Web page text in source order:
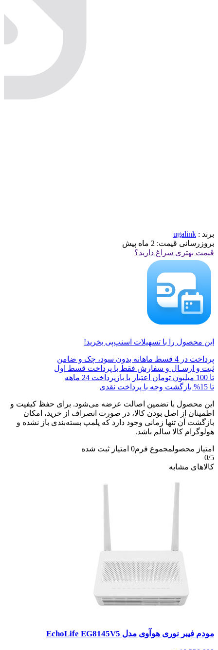
برند : ugalink
بروزرسانی قیمت: 2 ماه پیش
قیمت بهتری سراغ دارید؟
این محصول را با تسهیلات اسنپ‌پی بخرید!
پرداخت در 4 قسط ماهانه بدون سود، چک و ضامن
ثبت و ارسـال و سفارش فقط با پرداخت قسط اول
تا 100 میلیون تومان اعتبار با بازپرداخت 24 ماهه
تا 15% بازگشت وجه با پرداخت نقدی
این محصول با تضمین اصالت عرضه می‌شود. برای حفظ کیفیت و
اطمینان از اصل بودن کالا، در صورت انصراف از خرید، امکان
بازگشت آن تنها زمانی وجود دارد که پلمپ بسته‌بندی باز نشده و
هولوگرام کالا سالم باشد.
امتیاز محصولمجموع فرم0 امتیاز ثبت شده
0/5
کالاهای مشابه
مودم فیبر نوری هوآوی مدل EchoLife EG8145V5